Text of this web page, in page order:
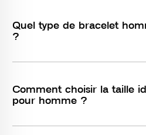
Quel type de bracelet
?
Comment choisir la taille
pour homme ?